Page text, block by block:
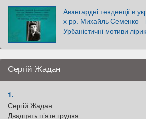
Авангардні тенденції в
х рр. Михайль Семенко -
Урбаністичні мотиви
Сергій Жадан
1.
Сергій Жадан
Двадцять п’яте грудня